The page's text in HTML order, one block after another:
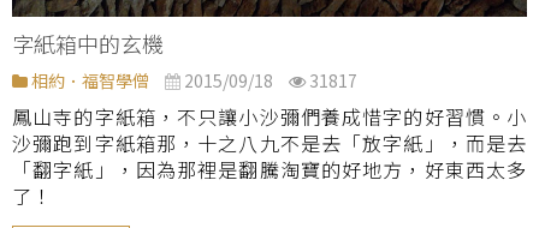
字紙箱中的玄機
相約．福智學僧 2015/09/18 31817
鳳山寺的字紙箱，不只讓小沙彌們養成惜字的好習慣。小
沙彌跑到字紙箱那，十之八九不是去「放字紙」，而是去
「翻字紙」，因為那裡是翻騰淘寶的好地方，好東西太多
了！